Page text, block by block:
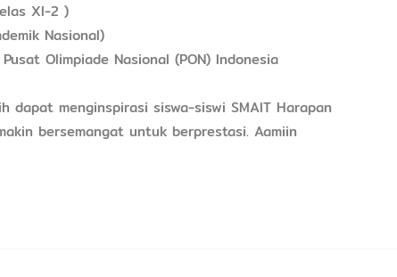
XI-2 )
Nasional)
Olimpiade Nasional (PON) Indonesia
dapat menginspirasi siswa-siswi SMAIT Harapan
bersemangat untuk berprestasi. Aamiin